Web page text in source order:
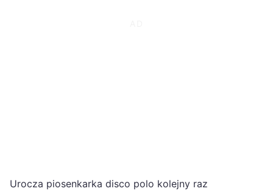
Urocza piosenkarka disco polo kolejny raz